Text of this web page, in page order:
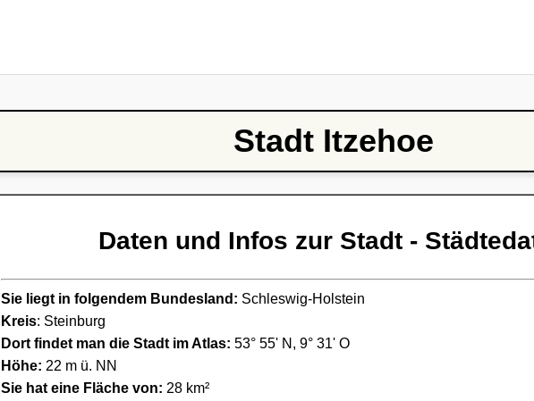
Stadt Itzehoe
Daten und Infos zur Stadt -
Sie liegt in folgendem Bundesland: Schleswig-Holstein
Kreis: Steinburg
Dort findet man die Stadt im Atlas: 53° 55' N, 9° 31' O
Höhe: 22 m ü. NN
Sie hat eine Fläche von: 28 km²